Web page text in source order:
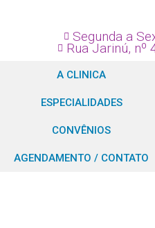
Segunda a
Rua Jarinú, nº
A CLINICA
ESPECIALIDADES
CONVÊNIOS
AGENDAMENTO / CONTATO